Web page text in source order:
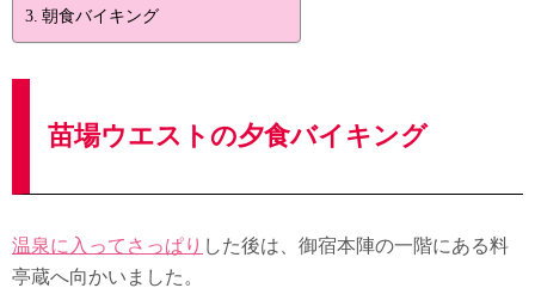
朝食バイキング
苗場ウエストの夕食バイキング
温泉に入ってさっぱり した後は、御宿本陣の一階にある料
亭蔵へ向かいました。